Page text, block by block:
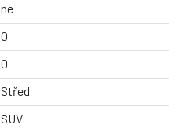
ne
0
0
Střed
SUV